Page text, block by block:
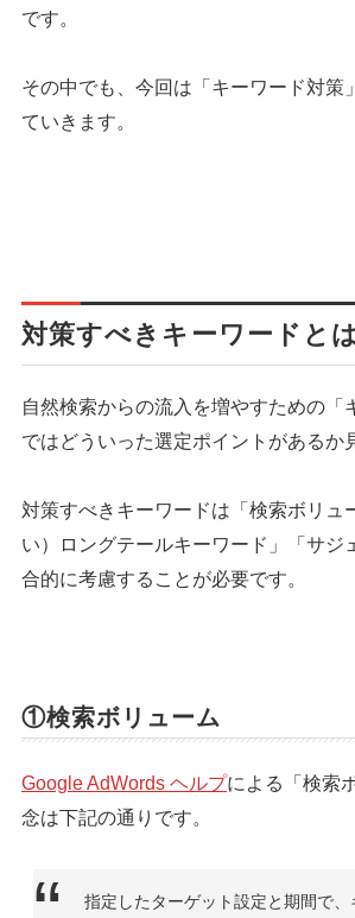
です。
その中でも、今回は「キーワード対策
ていきます。
対策すべきキーワードと
自然検索からの流入を増やすための「
ではどういった選定ポイントがあるか
対策すべきキーワードは「検索ボリュ
い）ロングテールキーワード」「サジ
合的に考慮することが必要です。
①検索ボリューム
Google AdWords ヘルプによる「検索
念は下記の通りです。
指定したターゲット設定と期間で